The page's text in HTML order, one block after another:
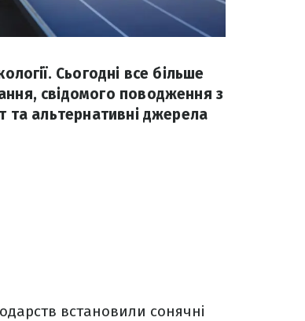
Сьогодні все більше
свідомого поводження з
та альтернативні джерела
встановили сонячні